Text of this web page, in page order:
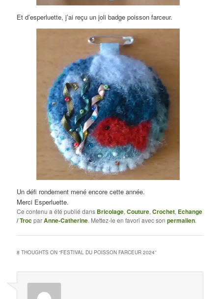
Et d’esperluette, j’ai reçu un joli badge poisson farceur.
Un défi rondement mené encore cette année.
Merci Esperluette.
Ce contenu a été publié dans Bricolage,Couture,Crochet, Echange
/ TrocparAnne-Catherine. Mettez-le en favori avec sonpermalien.
8 THOUGHTS ON “FESTIVAL DU POISSON FARCEUR 2024”